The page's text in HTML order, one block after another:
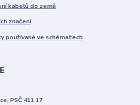
kabelů do země
značení
používané ve schématech
PSČ 411 17